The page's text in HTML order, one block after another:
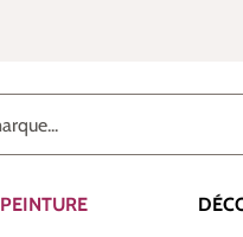
PEINTURE